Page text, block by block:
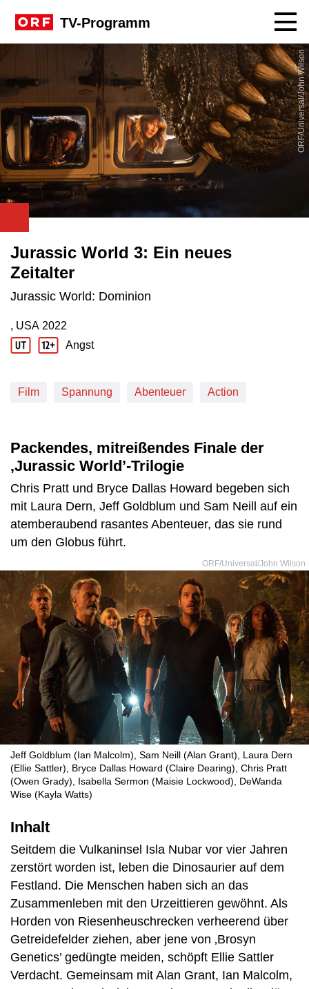
TV-Programm
ORF/Universal/John Wilson
Jurassic World 3: Ein neues
Zeitalter
Jurassic World: Dominion
Produktionsland: USA
, USA
Produktionsjahr: 2022
2022
Jugendschutz Beschreibung: Angst
Angst
Film Spannung Abenteuer Action
Packendes, mitreißendes Finale der
‚Jurassic World’-Trilogie
Chris Pratt und Bryce Dallas Howard begeben sich
mit Laura Dern, Jeff Goldblum und Sam Neill auf ein
atemberaubend rasantes Abenteuer, das sie rund
um den Globus führt.
ORF/Universal/John Wilson
Jeff Goldblum (Ian Malcolm), Sam Neill (Alan Grant), Laura Dern
(Ellie Sattler), Bryce Dallas Howard (Claire Dearing), Chris Pratt
(Owen Grady), Isabella Sermon (Maisie Lockwood), DeWanda
Wise (Kayla Watts)
Inhalt
Seitdem die Vulkaninsel Isla Nubar vor vier Jahren
zerstört worden ist, leben die Dinosaurier auf dem
Festland. Die Menschen haben sich an das
Zusammenleben mit den Urzeittieren gewöhnt. Als
Horden von Riesenheuschrecken verheerend über
Getreidefelder ziehen, aber jene von ‚Brosyn
Genetics’ gedüngte meiden, schöpft Ellie Sattler
Verdacht. Gemeinsam mit Alan Grant, Ian Malcolm,